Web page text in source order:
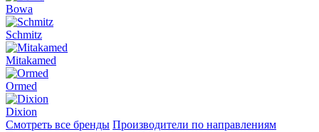
Bowa
Schmitz
Mitakamed
Ormed
Dixion
Смотреть все бренды Производители по направлениям